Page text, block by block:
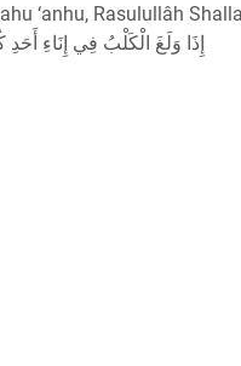
‘anhu, Rasulullâh
إِذَا وَلَغَ الْكَلْبُ فِي إِنَاءِ